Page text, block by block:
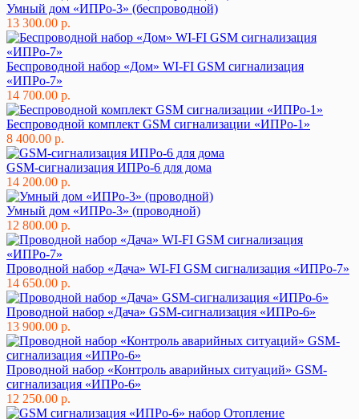
Умный дом «ИПРо-3» (беспроводной)
13 300.00 р.
Беспроводной набор «Дом» WI-FI GSM сигнализация
«ИПРо-7»
14 700.00 р.
Беспроводной комплект GSM сигнализации «ИПРо-1»
8 400.00 р.
GSM-сигнализация ИПРо-6 для дома
14 200.00 р.
Умный дом «ИПРо-3» (проводной)
12 800.00 р.
Проводной набор «Дача» WI-FI GSM сигнализация «ИПРо-7»
14 650.00 р.
Проводной набор «Дача» GSM-сигнализация «ИПРо-6»
13 900.00 р.
Проводной набор «Контроль аварийных ситуаций» GSM-
сигнализация «ИПРо-6»
12 250.00 р.